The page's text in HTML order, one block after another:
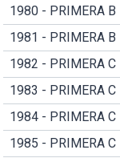
1980 - PRIMERA B
1981 - PRIMERA B
1982 - PRIMERA C
1983 - PRIMERA C
1984 - PRIMERA C
1985 - PRIMERA C